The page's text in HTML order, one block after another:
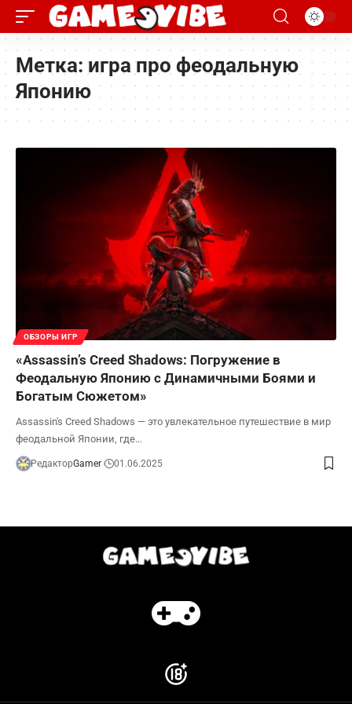
Метка:игра про феодальную
Японию
ОБЗОРЫ ИГР
«Assassin’s Creed Shadows: Погружение в
Феодальную Японию с Динамичными Боями и
Богатым Сюжетом»
Assassin's Creed Shadows — это увлекательное путешествие в мир
феодальной Японии, где…
РедакторGamer 01.06.2025